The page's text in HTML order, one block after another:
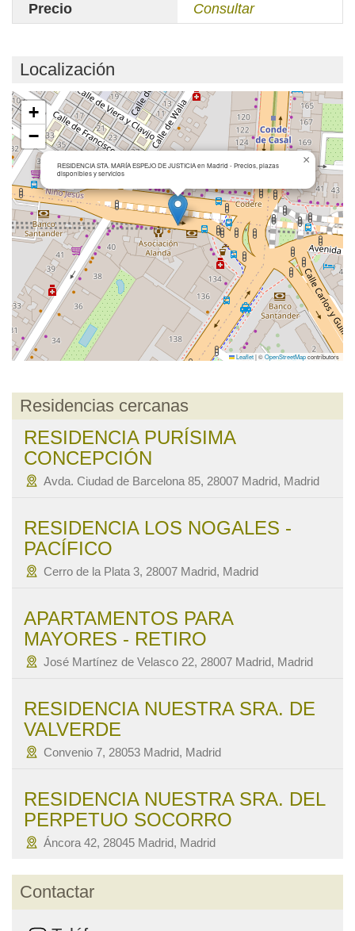
Precio
Consultar
Localización
Cargando mapa...
RESIDENCIA STA. MARÍA ESPEJO DE JUSTICIA en Madrid - Precios, plazas
disponibles y servicios
×
+
−
Leaflet|©OpenStreetMapcontributors
Residencias cercanas
RESIDENCIA PURÍSIMA
CONCEPCIÓN
Avda. Ciudad de Barcelona 85, 28007 Madrid, Madrid
RESIDENCIA LOS NOGALES -
PACÍFICO
Cerro de la Plata 3, 28007 Madrid, Madrid
APARTAMENTOS PARA
MAYORES - RETIRO
José Martínez de Velasco 22, 28007 Madrid, Madrid
RESIDENCIA NUESTRA SRA. DE
VALVERDE
Convenio 7, 28053 Madrid, Madrid
RESIDENCIA NUESTRA SRA. DEL
PERPETUO SOCORRO
Áncora 42, 28045 Madrid, Madrid
Contactar